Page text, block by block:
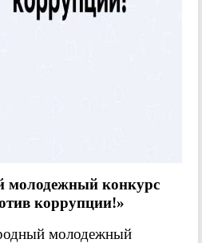
молодежный конкурс
коррупции!»
молодежный